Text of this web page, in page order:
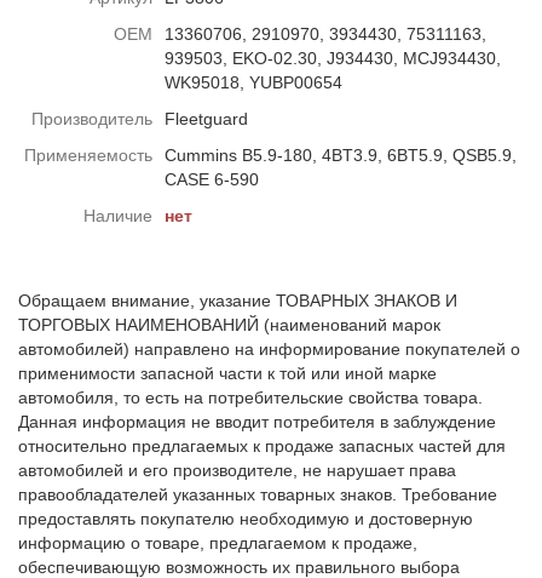
ОЕМ
13360706, 2910970, 3934430, 75311163,
939503, EKO-02.30, J934430, MCJ934430,
WK95018, YUBP00654
Производитель
Fleetguard
Применяемость
Cummins B5.9-180, 4BT3.9, 6BT5.9, QSB5.9,
CASE 6-590
Наличие
нет
Обращаем внимание, указание ТОВАРНЫХ ЗНАКОВ И
ТОРГОВЫХ НАИМЕНОВАНИЙ (наименований марок
автомобилей) направлено на информирование покупателей о
применимости запасной части к той или иной марке
автомобиля, то есть на потребительские свойства товара.
Данная информация не вводит потребителя в заблуждение
относительно предлагаемых к продаже запасных частей для
автомобилей и его производителе, не нарушает права
правообладателей указанных товарных знаков. Требование
предоставлять покупателю необходимую и достоверную
информацию о товаре, предлагаемом к продаже,
обеспечивающую возможность их правильного выбора